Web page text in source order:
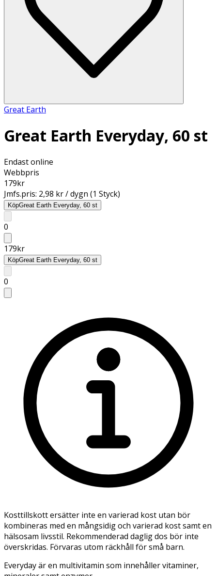
Great Earth
Great Earth Everyday, 60 st
Endast online
Webbpris
179kr
Jmfs.pris: 2,98 kr / dygn (1 Styck)
KöpGreat Earth Everyday, 60 st
0
179kr
KöpGreat Earth Everyday, 60 st
0
Kosttillskott ersätter inte en varierad kost utan bör
kombineras med en mångsidig och varierad kost samt en
hälsosam livsstil. Rekommenderad daglig dos bör inte
överskridas. Förvaras utom räckhåll för små barn.
Everyday är en multivitamin som innehåller vitaminer,